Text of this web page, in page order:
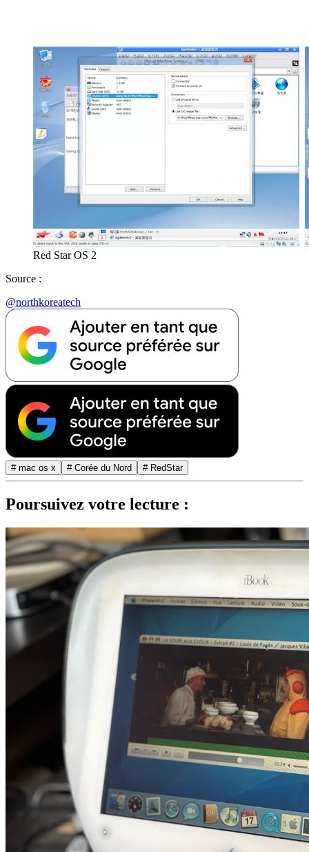
Red Star OS 2
Source :
@northkoreatech
# mac os x # Corée du Nord # RedStar
Poursuivez votre lecture :